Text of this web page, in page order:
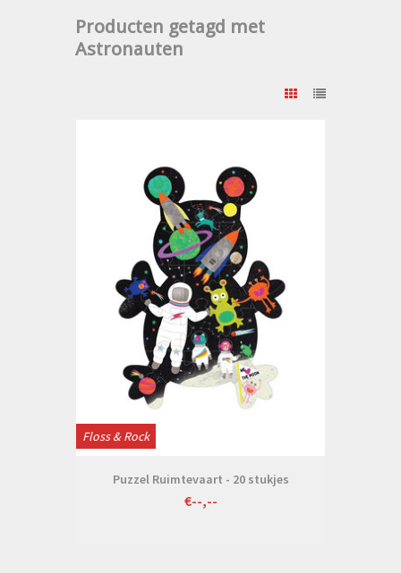
Producten getagd met
Astronauten
Floss & Rock
Puzzel Ruimtevaart - 20 stukjes
€--,--